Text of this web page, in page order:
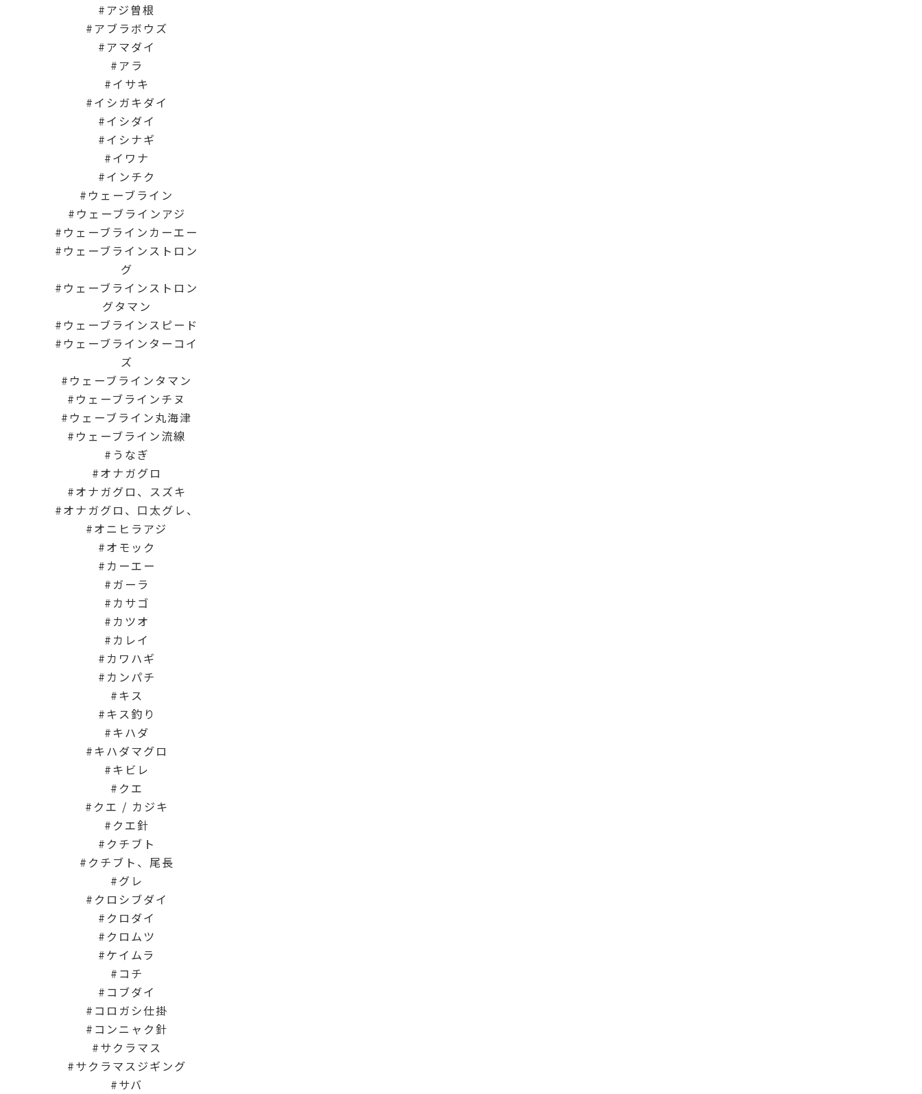
アジ曽根
アブラボウズ
アマダイ
アラ
イサキ
イシガキダイ
イシダイ
イシナギ
イワナ
インチク
ウェーブライン
ウェーブラインアジ
ウェーブラインカーエー
ウェーブラインストロン
グ
ウェーブラインストロン
グタマン
ウェーブラインスピード
ウェーブラインターコイ
ズ
ウェーブラインタマン
ウェーブラインチヌ
ウェーブライン丸海津
ウェーブライン流線
うなぎ
オナガグロ
オナガグロ、スズキ
オナガグロ、口太グレ、
オニヒラアジ
オモック
カーエー
ガーラ
カサゴ
カツオ
カレイ
カワハギ
カンパチ
キス
キス釣り
キハダ
キハダマグロ
キビレ
クエ
クエ / カジキ
クエ針
クチブト
クチブト、尾長
グレ
クロシブダイ
クロダイ
クロムツ
ケイムラ
コチ
コブダイ
コロガシ仕掛
コンニャク針
サクラマス
サクラマスジギング
サバ